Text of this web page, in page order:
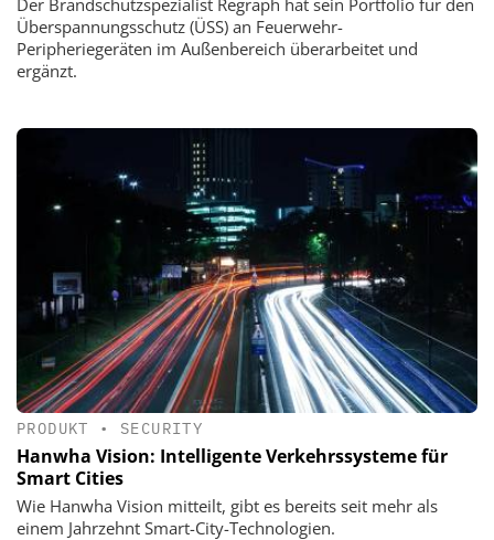
Überspannungsschutz (ÜSS) an Feuerwehr-
Peripheriegeräten im Außenbereich überarbeitet und
ergänzt.
PRODUKT • SECURITY
Hanwha Vision: Intelligente Verkehrssysteme für
Smart Cities
Wie Hanwha Vision mitteilt, gibt es bereits seit mehr als
einem Jahrzehnt Smart-City-Technologien.